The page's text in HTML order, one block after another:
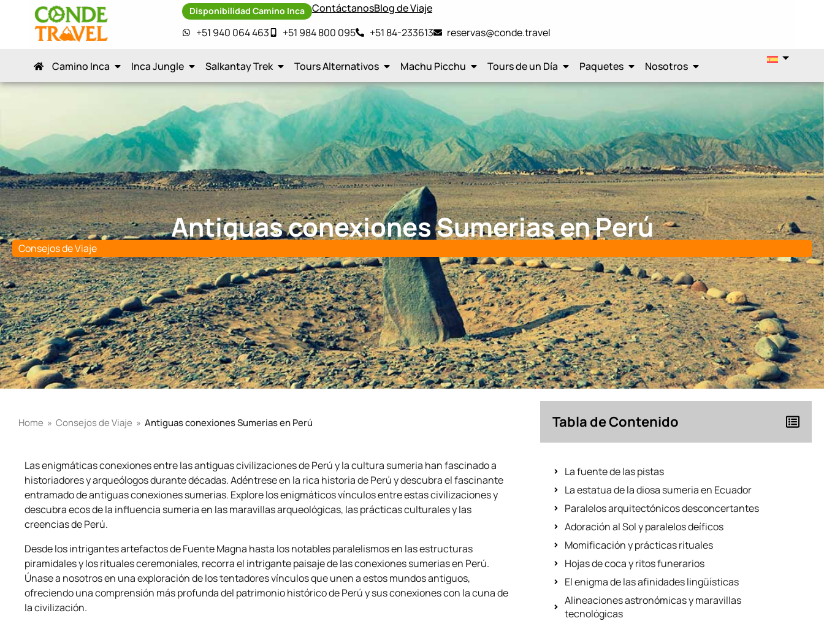
Disponibilidad Camino Inca ContáctanosBlog de Viaje
+51 940 064 463
+51 984 800 095 +51 84-233613 reservas@conde.travel
Camino Inca Inca Jungle Salkantay Trek Tours Alternativos Machu Picchu Tours de un Día Paquetes Nosotros
Antiguas conexiones Sumerias en Perú
Consejos de Viaje
Home » Consejos de Viaje » Antiguas conexiones Sumerias en Perú
Las enigmáticas conexiones entre las antiguas civilizaciones de Perú y la cultura sumeria han fascinado a
historiadores y arqueólogos durante décadas. Adéntrese en la rica historia de Perú y descubra el fascinante
entramado de antiguas conexiones sumerias. Explore los enigmáticos vínculos entre estas civilizaciones y
descubra ecos de la influencia sumeria en las maravillas arqueológicas, las prácticas culturales y las
creencias de Perú.
Desde los intrigantes artefactos de Fuente Magna hasta los notables paralelismos en las estructuras
piramidales y los rituales ceremoniales, recorra el intrigante paisaje de las conexiones sumerias en Perú.
Únase a nosotros en una exploración de los tentadores vínculos que unen a estos mundos antiguos,
ofreciendo una comprensión más profunda del patrimonio histórico de Perú y sus conexiones con la cuna de
la civilización.
Tabla de Contenido
La fuente de las pistas
La estatua de la diosa sumeria en Ecuador
Paralelos arquitectónicos desconcertantes
Adoración al Sol y paralelos deíficos
Momificación y prácticas rituales
Hojas de coca y ritos funerarios
El enigma de las afinidades lingüísticas
Alineaciones astronómicas y maravillas
tecnológicas